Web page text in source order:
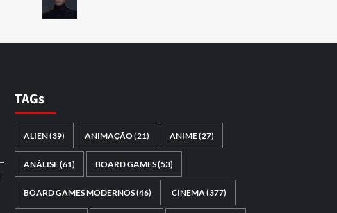
TAGs
ALIEN(39) ANIMAÇÃO(21) ANIME(27)
ANÁLISE(61) BOARD GAMES(53)
BOARD GAMES MODERNOS(46) CINEMA (377)